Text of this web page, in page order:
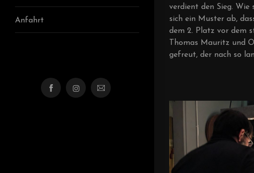
Anfahrt
verdient den Sieg. Wie
sich ein Muster ab,
dem 2. Platz vor dem
Thomas Mauritz und
gefreut, der nach so